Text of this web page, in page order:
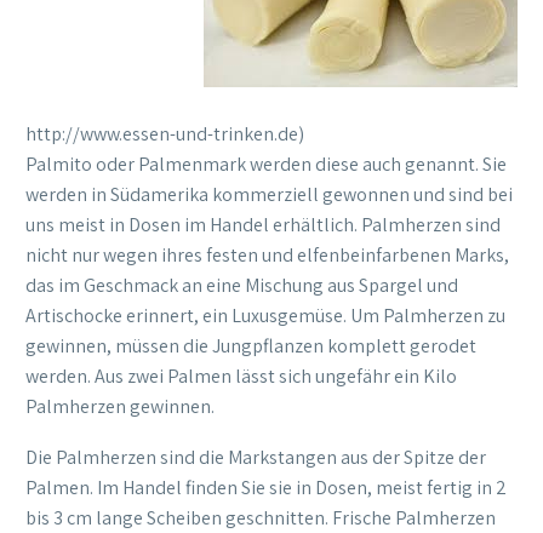
http://www.essen-und-trinken.de)
Palmito oder Palmenmark werden diese auch genannt. Sie
werden in Südamerika kommerziell gewonnen und sind bei
uns meist in Dosen im Handel erhältlich. Palmherzen sind
nicht nur wegen ihres festen und elfenbeinfarbenen Marks,
das im Geschmack an eine Mischung aus Spargel und
Artischocke erinnert, ein Luxusgemüse. Um Palmherzen zu
gewinnen, müssen die Jungpflanzen komplett gerodet
werden. Aus zwei Palmen lässt sich ungefähr ein Kilo
Palmherzen gewinnen.
Die Palmherzen sind die Markstangen aus der Spitze der
Palmen. Im Handel finden Sie sie in Dosen, meist fertig in 2
bis 3 cm lange Scheiben geschnitten. Frische Palmherzen